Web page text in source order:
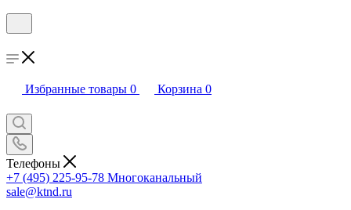
Избранные товары 0 Корзина 0
Телефоны
+7 (495) 225-95-78 Многоканальный
sale@ktnd.ru